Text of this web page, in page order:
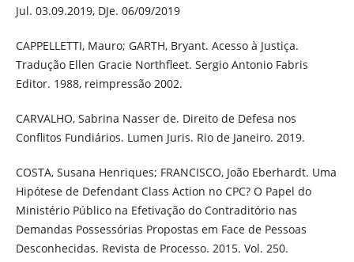
Jul. 03.09.2019, DJe. 06/09/2019
CAPPELLETTI, Mauro; GARTH, Bryant. Acesso à Justiça.
Tradução Ellen Gracie Northfleet. Sergio Antonio Fabris
Editor. 1988, reimpressão 2002.
CARVALHO, Sabrina Nasser de. Direito de Defesa nos
Conflitos Fundiários. Lumen Juris. Rio de Janeiro. 2019.
COSTA, Susana Henriques; FRANCISCO, João Eberhardt. Uma
Hipótese de Defendant Class Action no CPC? O Papel do
Ministério Público na Efetivação do Contraditório nas
Demandas Possessórias Propostas em Face de Pessoas
Desconhecidas. Revista de Processo. 2015. Vol. 250.